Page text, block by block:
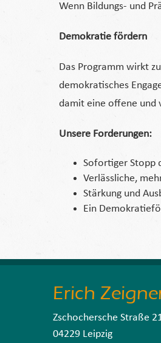
Wenn Bildungs- und
Demokratie fördern
Das Programm wirkt
demokratisches
damit eine offene und
Unsere Forderungen:
Sofortiger Stopp
Verlässliche,
Stärkung und
Ein
Erich
Zschochersche Straße
04229 Leipzig